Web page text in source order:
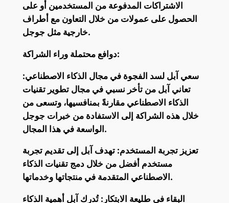
الاشتراكات المدفوعة من المستخدمين أو على
الحصول على عمولات من خلال التعاون مع أطراف
خارجية مثل جوجل.
دوافع محتملة وراء الشراكة:
سعي آبل لسد الفجوة في مجال الذكاء الاصطناعي:
تعاني آبل من تأخر نسبي في مجال تطوير تقنيات
الذكاء الاصطناعي مقارنةً بمنافسيها، وتسعى من
خلال هذه الشراكة إلى الاستفادة من خبرات جوجل
الواسعة في هذا المجال.
تعزيز تجربة المستخدم: تهدف آبل إلى تقديم تجربة
مستخدم أفضل من خلال دمج تقنيات الذكاء
الاصطناعي المتقدمة في منتجاتها وخدماتها.
البقاء في طليعة الابتكار: تُدرك آبل أهمية الذكاء